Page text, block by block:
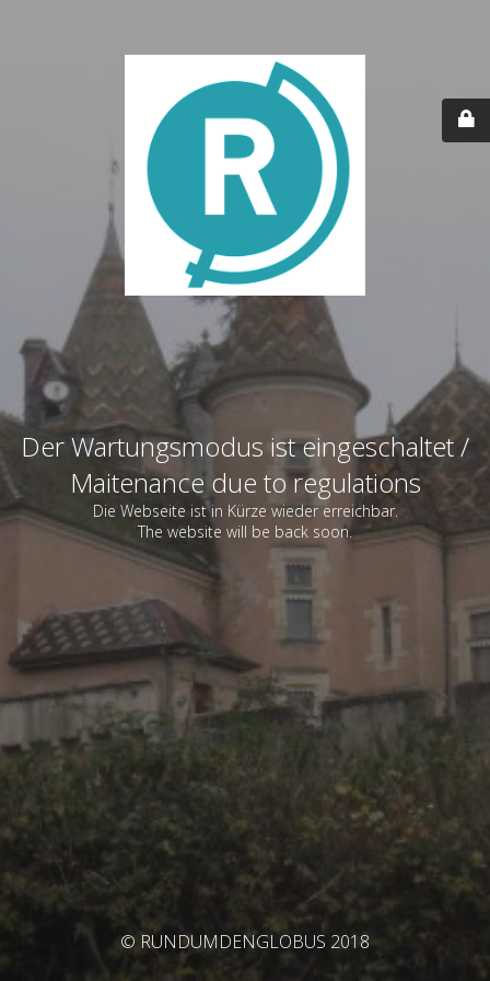
Der Wartungsmodus ist eingeschaltet /
Maitenance due to regulations
Die Webseite ist in Kürze wieder erreichbar.
The website will be back soon.
© RUNDUMDENGLOBUS 2018